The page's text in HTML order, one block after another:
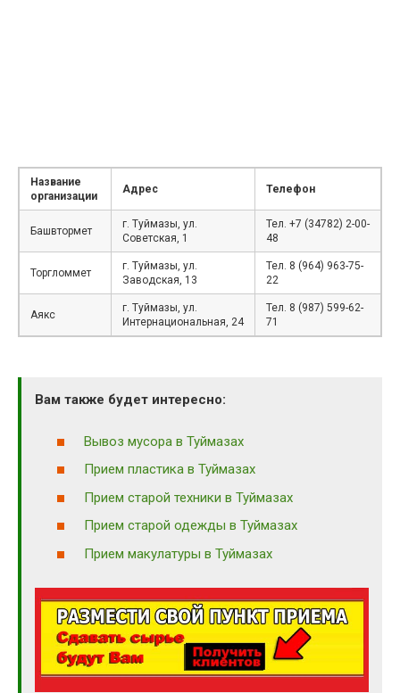
Название
организации
Адрес Телефон
Башвтормет
г. Туймазы, ул.
Советская, 1
Тел. +7 (34782) 2-00-
48
Торгломмет
г. Туймазы, ул.
Заводская, 13
Тел. 8 (964) 963-75-
22
Аякс
г. Туймазы, ул.
Интернациональная, 24
Тел. 8 (987) 599-62-
71
Вам также будет интересно:
Вывоз мусора в Туймазах
Прием пластика в Туймазах
Прием старой техники в Туймазах
Прием старой одежды в Туймазах
Прием макулатуры в Туймазах